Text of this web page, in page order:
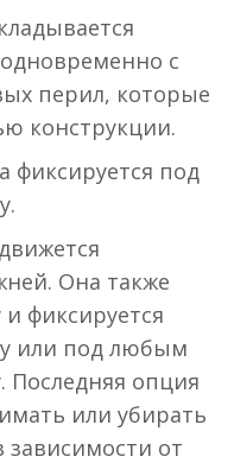
с
перил, которые
конструкции.
фиксируется под
Она также
фиксируется
или под любым
Последняя опция
или убирать
от